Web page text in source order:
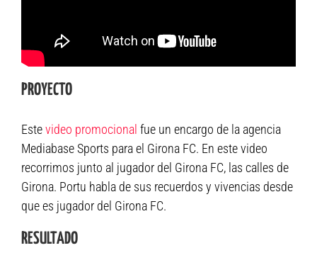
PROYECTO
Estevideo promocional fue un encargo de la agencia
Mediabase Sports para el Girona FC. En este video
recorrimos junto al jugador del Girona FC, las calles de
Girona. Portu habla de sus recuerdos y vivencias desde
que es jugador del Girona FC.
RESULTADO